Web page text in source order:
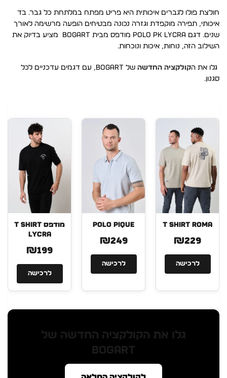
חולצת פולו לגברים איכותית היא פריט מפתח במלתחת כל גבר. בד
איכותי, תפירה מוקפדת וגזרה נכונה מבטיחים הופעה מרשימה לאורך
שנים. דגם POLO PK LYCRA מודפס מבית BOGART מציע בדיוק את
השילוב הזה, נוחות, איכות ונוכחות.
גלו את הקולקציה החדשה
של Bogart, עם דגמים עדכניים לכל
סגנון.
T SHIRT ROMA
₪229
לרכישה
POLO PIQUE
₪249
לרכישה
מודפס T SHIRT
LYCRA
₪199
לרכישה
גלו את הקולקציה החדשה של
BOGART